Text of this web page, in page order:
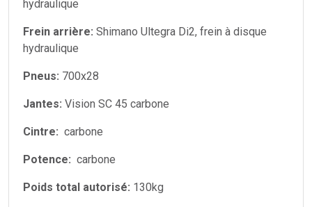
hydraulique
Frein arrière: Shimano Ultegra Di2, frein à disque
hydraulique
Pneus: 700x28
Jantes: Vision SC 45 carbone
Cintre: carbone
Potence: carbone
Poids total autorisé: 130kg